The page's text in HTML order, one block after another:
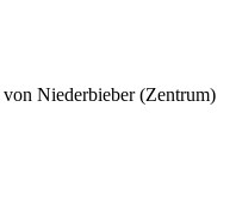
von Niederbieber (Zentrum)